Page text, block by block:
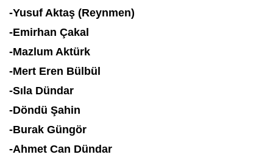
-Yusuf Aktaş (Reynmen)
-Emirhan Çakal
-Mazlum Aktürk
-Mert Eren Bülbül
-Sıla Dündar
-Döndü Şahin
-Burak Güngör
-Ahmet Can Dündar